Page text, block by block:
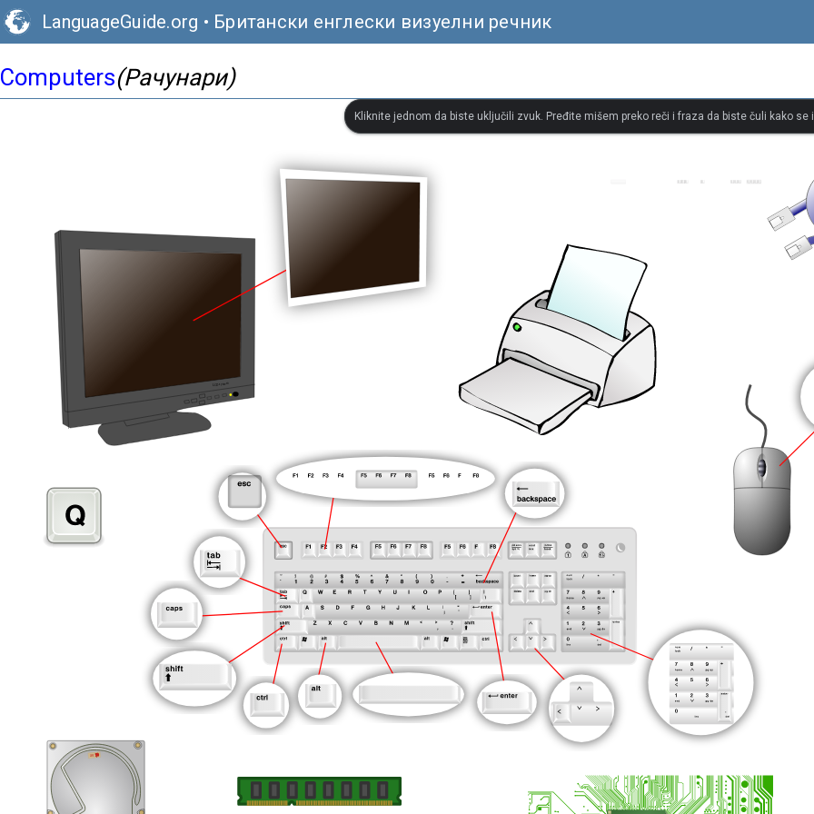
LanguageGuide.org • Британски енглески визуелни речник
Computers(Рачунари)
Kliknite jednom da biste uključili zvuk. Pređite mišem preko reči i fraza da biste čuli kako se